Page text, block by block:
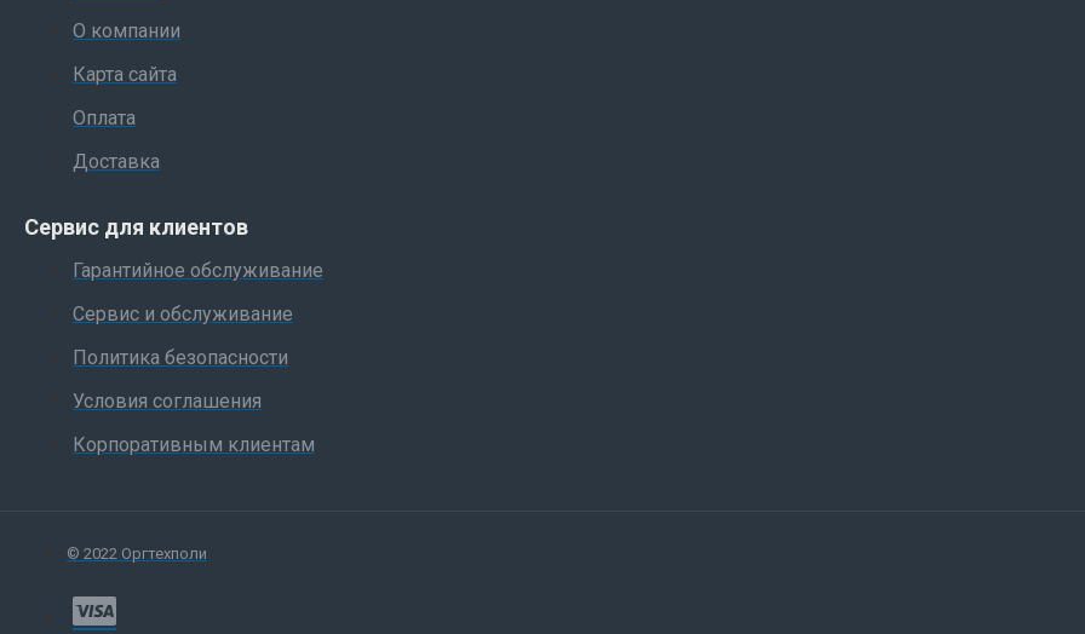
О компании
Карта сайта
Оплата
Доставка
Сервис для клиентов
Гарантийное обслуживание
Сервис и обслуживание
Политика безопасности
Условия соглашения
Корпоративным клиентам
© 2022 Оргтехполи